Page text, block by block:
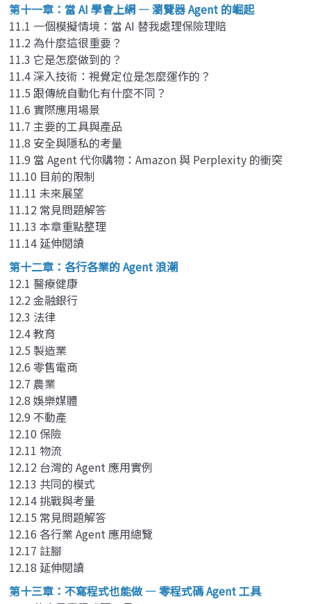
第十一章：當 AI 學會上網 — 瀏覽器 Agent 的崛起
11.1 一個模擬情境：當 AI 替我處理保險理賠
11.2 為什麼這很重要？
11.3 它是怎麼做到的？
11.4 深入技術：視覺定位是怎麼運作的？
11.5 跟傳統自動化有什麼不同？
11.6 實際應用場景
11.7 主要的工具與產品
11.8 安全與隱私的考量
11.9 當 Agent 代你購物：Amazon 與 Perplexity 的衝突
11.10 目前的限制
11.11 未來展望
11.12 常見問題解答
11.13 本章重點整理
11.14 延伸閱讀
第十二章：各行各業的 Agent 浪潮
12.1 醫療健康
12.2 金融銀行
12.3 法律
12.4 教育
12.5 製造業
12.6 零售電商
12.7 農業
12.8 娛樂媒體
12.9 不動產
12.10 保險
12.11 物流
12.12 台灣的 Agent 應用實例
12.13 共同的模式
12.14 挑戰與考量
12.15 常見問題解答
12.16 各行業 Agent 應用總覽
12.17 註腳
12.18 延伸閱讀
第十三章：不寫程式也能做 — 零程式碼 Agent 工具